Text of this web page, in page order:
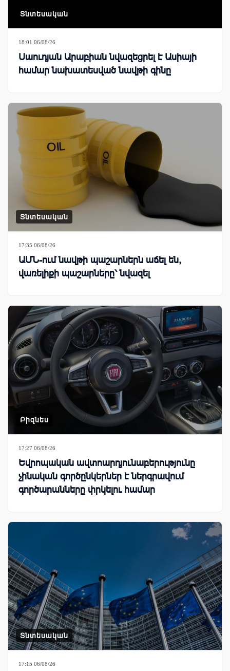
Տնտեսական
18:01 06/08/26
Սաուդյան Արաբիան նվազեցրել է Ասիայի
համար նախատեսված նավթի գինը
Տնտեսական
17:35 06/08/26
ԱՄՆ-ում նավթի պաշարներն աճել են,
վառելիքի պաշարները՝ նվազել
Բիզնես
17:27 06/08/26
Եվրոպական ավտոարդյունաբերությունը
չինական գործընկերներ է ներգրավում
գործարանները փրկելու համար
Տնտեսական
17:15 06/08/26